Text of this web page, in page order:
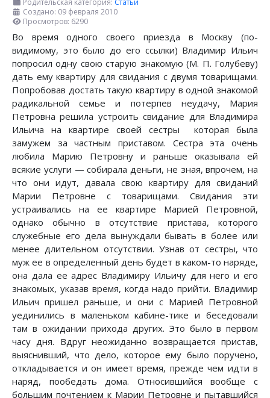
Родительская категория: Статьи
Создано: 09 февраля 2010
Просмотров: 6290
Во время одного своего приезда в Москву (по-
видимому, это было до его ссылки) Владимир Ильич
попросил одну свою старую знакомую (М. П. Голубеву)
дать ему квартиру для свидания с двумя товарищами.
Попробовав достать такую квартиру в одной знакомой
радикальной семье и потерпев неудачу, Мария
Петровна решила устроить свидание для Владимира
Ильича на квартире своей сестры которая была
замужем за частным приставом. Сестра эта очень
любила Марию Петровну и раньше оказывала ей
всякие услуги — собирала деньги, не зная, впрочем, на
что они идут, давала свою квартиру для свиданий
Марии Петровне с товарищами. Свидания эти
устраивались на ее квартире Марией Петровной,
однако обычно в отсутствие пристава, которого
служебные его дела вынуждали бывать в более или
менее длительном отсутствии. Узнав от сестры, что
муж ее в определенный день будет в каком-то наряде,
она дала ее адрес Владимиру Ильичу для него и его
знакомых, указав время, когда надо прийти. Владимир
Ильич пришел раньше, и они с Марией Петровной
уединились в маленьком кабине-тике и беседовали
там в ожидании прихода других. Это было в первом
часу дня. Вдруг неожиданно возвращается пристав,
выяснивший, что дело, которое ему было поручено,
откладывается и он имеет время, прежде чем идти в
наряд, пообедать дома. Относившийся вообще с
большим почтением к Марии Петровне и пытавшийся